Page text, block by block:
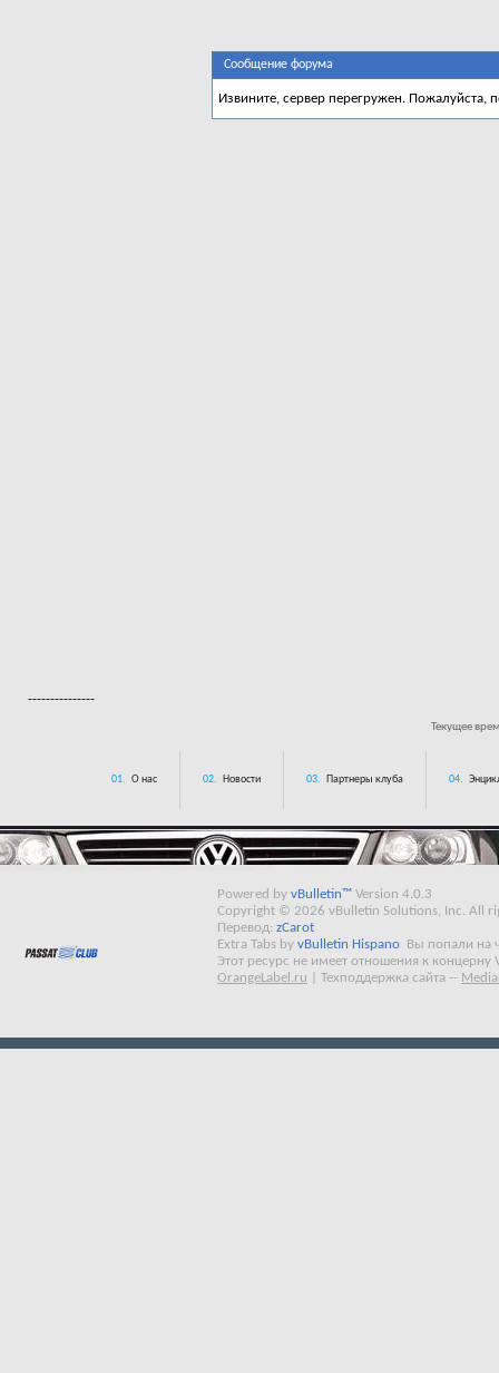
Сообщение форума
Извините, сервер перегружен. Пожалуйста,
---------------
Текущее
01. О нас 02. Новости 03. Партнеры клуба 04.
Powered by vBulletin™ Version 4.0.3
Copyright © 2026 vBulletin Solutions, Inc. All
Перевод: zCarot
Extra Tabs by vBulletin Hispano
Вы попали на
Этот ресурс не имеет отношения к концерну
OrangeLabel.ru
Техподдержка сайта --